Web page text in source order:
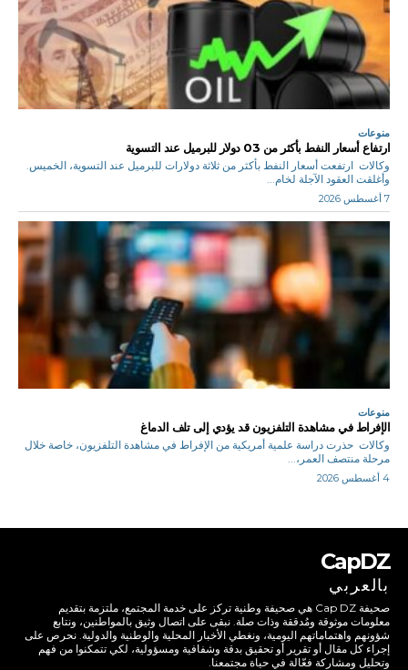
منوعات
ارتفاع أسعار النفط بأكثر من 03 دولار للبرميل عند التسوية
وكالات ارتفعت أسعار النفط بأكثر من ثلاثة دولارات للبرميل عند ‌التسوية، الخميس.
وأغلقت العقود الآجلة لخام...
7 أغسطس 2026
منوعات
الإفراط في مشاهدة التلفزيون قد يؤدي إلى تلف الدماغ
وكالات حذرت دراسة علمية أمريكية من الإفراط في مشاهدة التلفزيون، خاصة خلال
مرحلة منتصف العمر،...
4 أغسطس 2026
CapDZ
بالعربي
صحيفة Cap DZ هي صحيفة وطنية تركز على خدمة المجتمع، ملتزمة بتقديم
معلومات موثوقة ومُدققة وذات صلة. نبقى على اتصال وثيق بالمواطنين، ونتابع
شؤونهم واهتماماتهم اليومية، ونغطي الأخبار المحلية والوطنية والدولية. نحرص على
إجراء كل مقال أو تقرير أو تحقيق بدقة وشفافية ومسؤولية، لكي تتمكنوا من فهم
وتحليل ومشاركة فعّالة في حياة مجتمعنا.